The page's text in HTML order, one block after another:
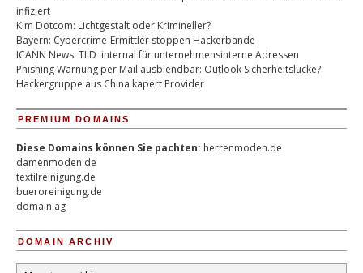
infiziert
Kim Dotcom: Lichtgestalt oder Krimineller?
Bayern: Cybercrime-Ermittler stoppen Hackerbande
ICANN News: TLD .internal für unternehmensinterne Adressen
Phishing Warnung per Mail ausblendbar: Outlook Sicherheitslücke?
Hackergruppe aus China kapert Provider
PREMIUM DOMAINS
Diese Domains können Sie pachten: herrenmoden.de
damenmoden.de
textilreinigung.de
bueroreinigung.de
domain.ag
DOMAIN ARCHIV
Domain